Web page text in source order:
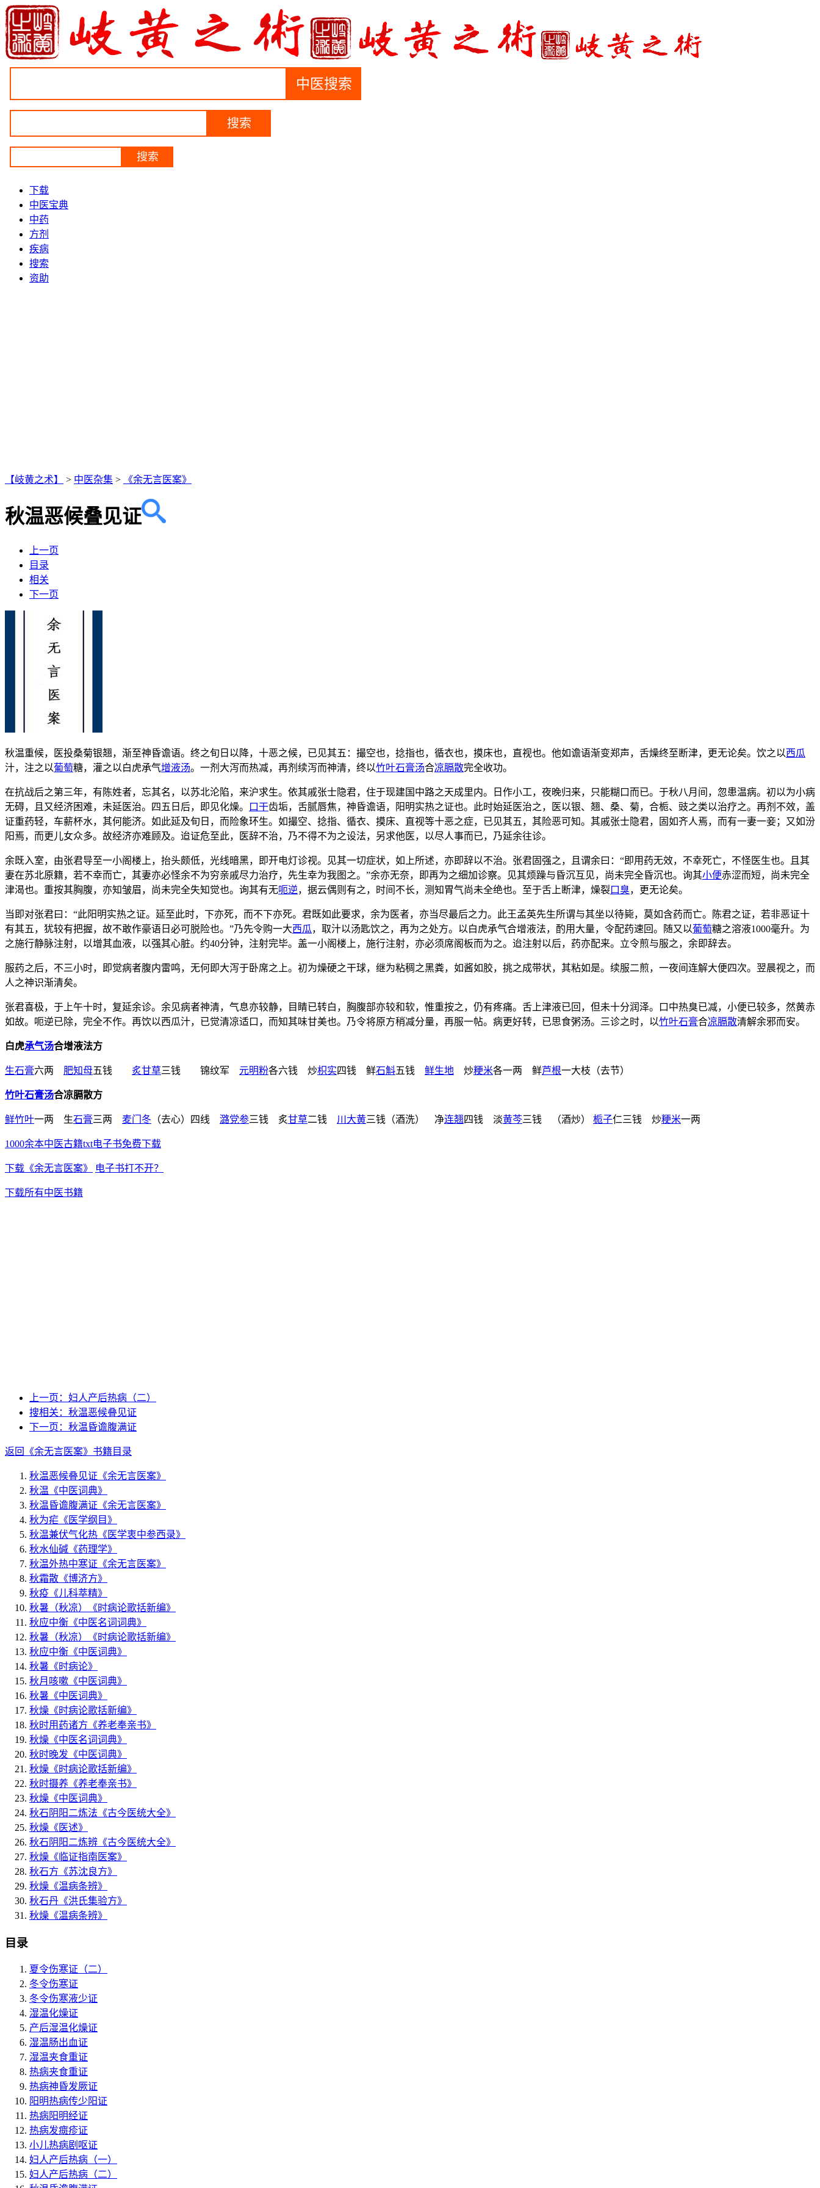
下载
中医宝典
中药
方剂
疾病
搜索
资助
【岐黄之术】 > 中医杂集 > 《余无言医案》
秋温恶候叠见证
上一页
目录
相关
下一页
秋温重候，医投桑菊银翘，渐至神昏谵语。终之旬日以降，十恶之候，已见其五：撮空也，捻指也，循衣也，摸床也，直视也。他如谵语渐变郑声，舌燥终至断津，更无论矣。饮之以西瓜
汁，注之以葡萄糖，灌之以白虎承气增液汤。一剂大泻而热减，再剂续泻而神清，终以竹叶石膏汤合凉膈散完全收功。
在抗战后之第三年，有陈姓者，忘其名，以苏北沦陷，来沪求生。依其戚张士隐君，住于现建国中路之天成里内。日作小工，夜晚归来，只能糊口而已。于秋八月间，忽患温病。初以为小病
无碍，且又经济困难，未延医治。四五日后，即见化燥。
口干齿垢，舌腻唇焦，神昏谵语，阳明实热之证也。此时始延医治之，医以银、翘、桑、菊，合栀、豉之类以治疗之。再剂不效，盖
证重药轻，车薪杯水，其何能济。如此延及旬日，而险象环生。如撮空、捻指、循衣、摸床、直视等十恶之症，已见其五，其险恶可知。其戚张士隐君，固如齐人焉，而有一妻一妾；又如汾
阳焉，而更儿女众多。故经济亦难顾及。迨证危至此，医辞不治，乃不得不为之设法，另求他医，以尽人事而已，乃延余往诊。
余既入室，由张君导至一小阁楼上，抬头颇低，光线暗黑，即开电灯诊视。见其一切症状，如上所述，亦即辞以不治。张君固强之，且谓余曰：“即用药无效，不幸死亡，不怪医生也。且其
妻在苏北原籍，若不幸而亡，其妻亦必怪余不为穷亲戚尽力治疗，先生幸为我图之。”余亦无奈，即再为之细加诊察。见其烦躁与昏沉互见，尚未完全昏沉也。询其小便赤涩而短，尚未完全
津渴也。重按其胸腹，亦知皱眉，尚未完全失知觉也。询其有无呃逆，据云偶则有之，时间不长，测知胃气尚未全绝也。至于舌上断津，燥裂口臭，更无论矣。
当即对张君曰：“此阳明实热之证。延至此时，下亦死，而不下亦死。君既如此要求，余为医者，亦当尽最后之力。此王孟英先生所谓与其坐以待毙，莫如含药而亡。陈君之证，若非恶证十
有其五，犹较有把握，故不敢作豪语日必可脱险也。”乃先令购一大西瓜，取汁以汤匙饮之，再为之处方。以白虎承气合增液法，酌用大量，令配药速回。随又以葡萄糖之溶液1000毫升。为
之施行静脉注射，以增其血液，以强其心脏。约40分钟，注射完毕。盖一小阁楼上，施行注射，亦必须席阁板而为之。迨注射以后，药亦配来。立令煎与服之，余即辞去。
服药之后，不三小时，即觉病者腹内雷鸣，无何即大泻于卧席之上。初为燥硬之干球，继为粘稠之黑粪，如酱如胶，挑之成带状，其粘如是。续服二煎，一夜间连解大便四次。翌晨视之，而
人之神识渐清矣。
张君喜极，于上午十时，复延余诊。余见病者神清，气息亦较静，目睛已转白，胸腹部亦较和软，惟重按之，仍有疼痛。舌上津液已回，但未十分润泽。口中热臭已减，小便已较多，然黄赤
如故。呃逆已除，完全不作。再饮以西瓜汁，已觉清凉适口，而知其味甘美也。乃令将原方稍减分量，再服一帖。病更好转，已思食粥汤。三诊之时，以竹叶石膏合凉膈散清解余邪而安。
白虎承气汤合增液法方
生石膏六两 肥知母五钱 炙甘草三钱 锦纹军 元明粉各六钱 炒枳实四钱 鲜石斛五钱 鲜生地 炒粳米各一两 鲜芦根一大枝（去节）
竹叶石膏汤合凉膈散方
鲜竹叶一两 生石膏三两 麦门冬 （去心）四线 潞党参三钱 炙甘草二钱 川大黄三钱（酒洗） 净连翘 四钱 淡黄芩三钱 （酒炒） 栀子仁三钱 炒粳米一两
1000余本中医古籍txt电子书免费下载
下载《余无言医案》 电子书打不开？
下载所有中医书籍
上一页： 妇人产后热病（二）
搜相关： 秋温恶候叠见证
下一页： 秋温昏谵腹满证
返回《余无言医案》书籍目录
秋温恶候叠见证 《余无言医案》
秋温 《中医词典》
秋温昏谵腹满证 《余无言医案》
秋为疟 《医学纲目》
秋温兼伏气化热 《医学衷中参西录》
秋水仙碱 《药理学》
秋温外热中寒证 《余无言医案》
秋霜散 《博济方》
秋疫 《儿科萃精》
秋暑（秋凉）
《时病论歌括新编》
秋应中衡 《中医名词词典》
秋暑（秋凉）
《时病论歌括新编》
秋应中衡 《中医词典》
秋暑 《时病论》
秋月咳嗽 《中医词典》
秋暑 《中医词典》
秋燥 《时病论歌括新编》
秋时用药诸方 《养老奉亲书》
秋燥 《中医名词词典》
秋时晚发 《中医词典》
秋燥 《时病论歌括新编》
秋时摄养 《养老奉亲书》
秋燥 《中医词典》
秋石阴阳二炼法 《古今医统大全》
秋燥 《医述》
秋石阴阳二炼辨 《古今医统大全》
秋燥 《临证指南医案》
秋石方 《苏沈良方》
秋燥 《温病条辨》
秋石丹 《洪氏集验方》
秋燥 《温病条辨》
目录
夏令伤寒证（二）
冬令伤寒证
冬令伤寒液少证
湿温化燥证
产后湿温化燥证
湿温肠出血证
湿温夹食重证
热病夹食重证
热病神昏发厥证
阳明热病传少阳证
热病阳明经证
热病发癍疹证
小儿热病剧呕证
妇人产后热病（一）
妇人产后热病（二）